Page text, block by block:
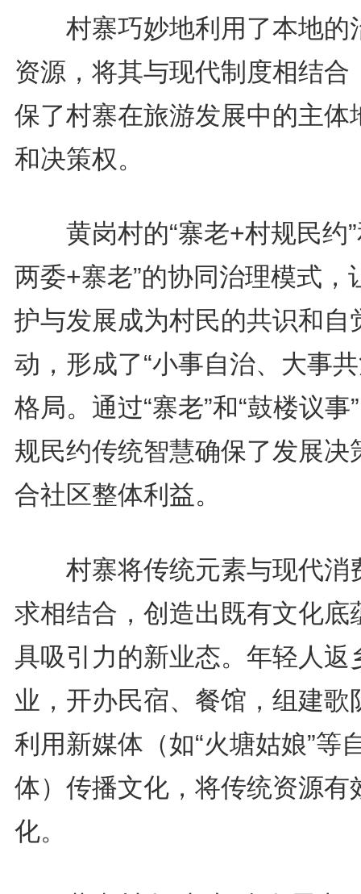
村寨巧妙地利用了本地的
资源，将其与现代制度相结合
保了村寨在旅游发展中的主体
和决策权。
黄岗村的“寨老+村规民约”
两委+寨老”的协同治理模式，
护与发展成为村民的共识和自
动，形成了“小事自治、大事
格局。通过“寨老”和“鼓楼议事
规民约传统智慧确保了发展决
合社区整体利益。
村寨将传统元素与现代消
求相结合，创造出既有文化底
具吸引力的新业态。年轻人返
业，开办民宿、餐馆，组建歌
利用新媒体（如“火塘姑娘”等
体）传播文化，将传统资源有
化。